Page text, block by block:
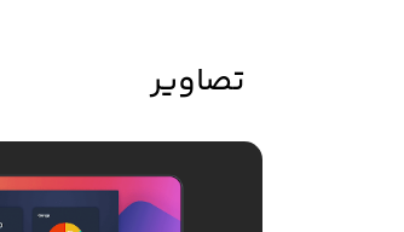
تصاویر